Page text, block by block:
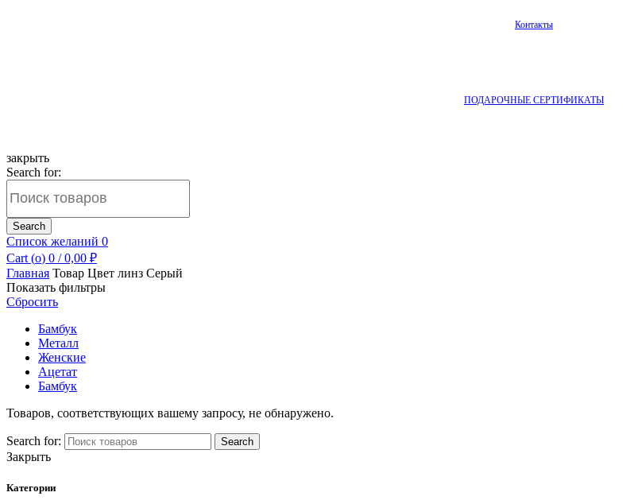
Контакты
ПОДАРОЧНЫЕ СЕРТИФИКАТЫ
закрыть
Search for:
Search
Список желаний 0
Cart (o) 0 / 0,00 ₽
Главная Товар Цвет линз Серый
Показать фильтры
Сбросить
Бамбук
Металл
Женские
Ацетат
Бамбук
Товаров, соответствующих вашему запросу, не обнаружено.
Search for: Search
Закрыть
Категории